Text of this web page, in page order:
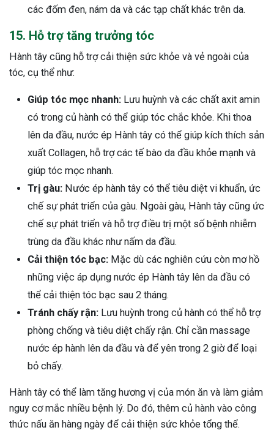
các đốm đen, nám da và các tạp chất khác trên da.
15. Hỗ trợ tăng trưởng tóc
Hành tây cũng hỗ trợ cải thiện sức khỏe và vẻ ngoài của
tóc, cụ thể như:
Giúp tóc mọc nhanh: Lưu huỳnh và các chất axit amin
có trong củ hành có thể giúp tóc chắc khỏe. Khi thoa
lên da đầu, nước ép Hành tây có thể giúp kích thích sản
xuất Collagen, hỗ trợ các tế bào da đầu khỏe mạnh và
giúp tóc mọc nhanh.
Trị gàu: Nước ép hành tây có thể tiêu diệt vi khuẩn, ức
chế sự phát triển của gàu. Ngoài gàu, Hành tây cũng ức
chế sự phát triển và hỗ trợ điều trị một số bệnh nhiễm
trùng da đầu khác như nấm da đầu.
Cải thiện tóc bạc: Mặc dù các nghiên cứu còn mơ hồ
những việc áp dụng nước ép Hành tây lên da đầu có
thể cải thiện tóc bạc sau 2 tháng.
Tránh chấy rận: Lưu huỳnh trong củ hành có thể hỗ trợ
phòng chống và tiêu diệt chấy rận. Chỉ cần massage
nước ép hành lên da đầu và để yên trong 2 giờ để loại
bỏ chấy.
Hành tây có thể làm tăng hương vị của món ăn và làm giảm
nguy cơ mắc nhiều bệnh lý. Do đó, thêm củ hành vào công
thức nấu ăn hàng ngày để cải thiện sức khỏe tổng thể.